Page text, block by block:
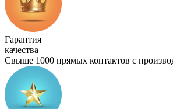
Гарантия
качества
Свыше 1000 прямых контактов с